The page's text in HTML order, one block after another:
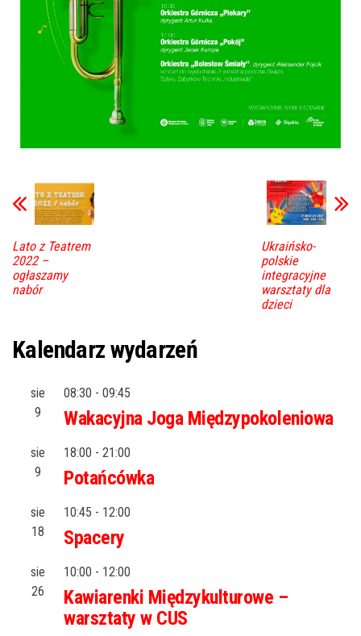
Lato z Teatrem
2022 –
ogłaszamy
nabór
Ukraińsko-
polskie
integracyjne
warsztaty dla
dzieci
Kalendarz wydarzeń
sie
9
08:30 - 09:45
Wakacyjna Joga Międzypokoleniowa
sie
9
18:00 - 21:00
Potańcówka
sie
18
10:45 - 12:00
Spacery
sie
26
10:00 - 12:00
Kawiarenki Międzykulturowe –
warsztaty w CUS